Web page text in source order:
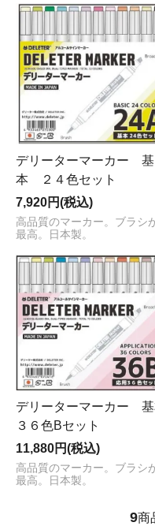
デリーターマーカー 基
本 ２４色セット
7,920円(税込)
高品質のマーカー。ブラシ
最高。日本製。
デリーターマーカー 基
３６色Bセット
11,880円(税込)
高品質のマーカー。ブラシ
最高。日本製。
9商